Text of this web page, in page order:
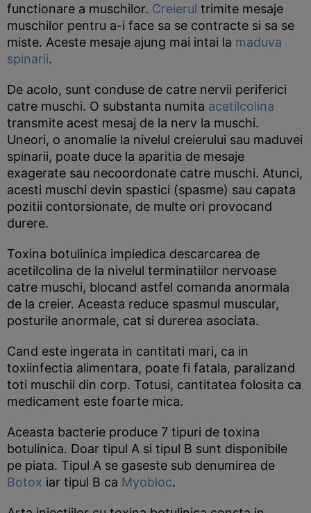
functionare a muschilor. Creierul trimite mesaje
muschilor pentru a-i face sa se contracte si sa se
miste. Aceste mesaje ajung mai intai la maduva
spinarii.
De acolo, sunt conduse de catre nervii periferici
catre muschi. O substanta numita acetilcolina
transmite acest mesaj de la nerv la muschi.
Uneori, o anomalie la nivelul creierului sau maduvei
spinarii, poate duce la aparitia de mesaje
exagerate sau necoordonate catre muschi. Atunci,
acesti muschi devin spastici (spasme) sau capata
pozitii contorsionate, de multe ori provocand
durere.
Toxina botulinica impiedica descarcarea de
acetilcolina de la nivelul terminatiilor nervoase
catre muschi, blocand astfel comanda anormala
de la creier. Aceasta reduce spasmul muscular,
posturile anormale, cat si durerea asociata.
Cand este ingerata in cantitati mari, ca in
toxiinfectia alimentara, poate fi fatala, paralizand
toti muschii din corp. Totusi, cantitatea folosita ca
medicament este foarte mica.
Aceasta bacterie produce 7 tipuri de toxina
botulinica. Doar tipul A si tipul B sunt disponibile
pe piata. Tipul A se gaseste sub denumirea de
Botox iar tipul B ca Myobloc.